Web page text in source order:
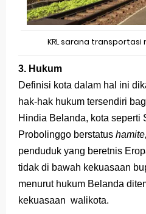
KRL sarana
3. Hukum
Definisi kota dalam hal ini
hak-hak hukum tersendiri
Hindia Belanda, kota seperti
Probolinggo berstatus hamite,
penduduk yang beretnis
tidak di bawah kekuasaan
menurut hukum Belanda
kekuasaan walikota.